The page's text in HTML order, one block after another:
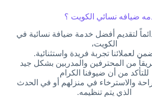
ضيافه نسائي الكويت ؟
لتقديم أفضل خدمة ضيافة نسائية في
الكويت،
لعملائنا تجربة فريدة واستثنائية.
من المحترفين والمدربين بشكل جيد
للتأكد من أن ضيوفنا الكرام
والاسترخاء في منزلهم أو في الحدث
الذي يتم تنظيمه.